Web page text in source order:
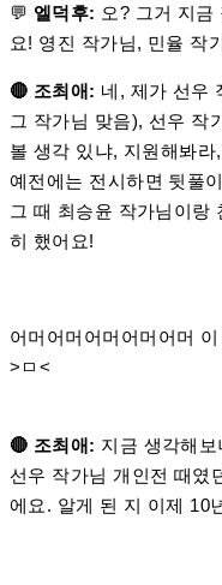
💬 엘덕후: 오? 그거 지금
요! 영진 작가님, 민율 작
🔴 조최애: 네, 제가 선우
그 작가님 맞음), 선우 작
볼 생각 있냐, 지원해봐
예전에는 전시하면 뒷풀
그 때 최승윤 작가님이랑
히 했어요!
어머어머어머어머어머
>ㅁ<
🔴 조최애: 지금 생각해
선우 작가님 개인전 때였
에요. 알게 된 지 이제 10